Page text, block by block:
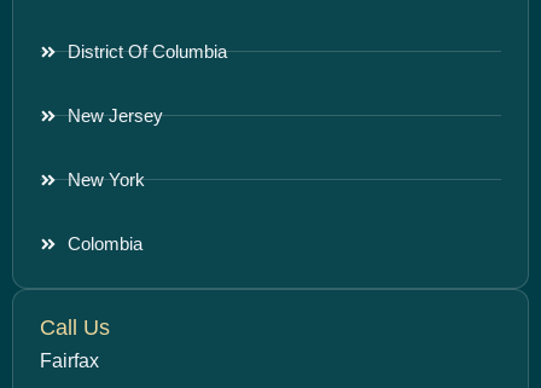
District Of Columbia
New Jersey
New York
Colombia
Call Us
Fairfax